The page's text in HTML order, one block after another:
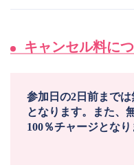
キャンセル料に
参加日の2日前まで
となります。また、
100％チャージとなり